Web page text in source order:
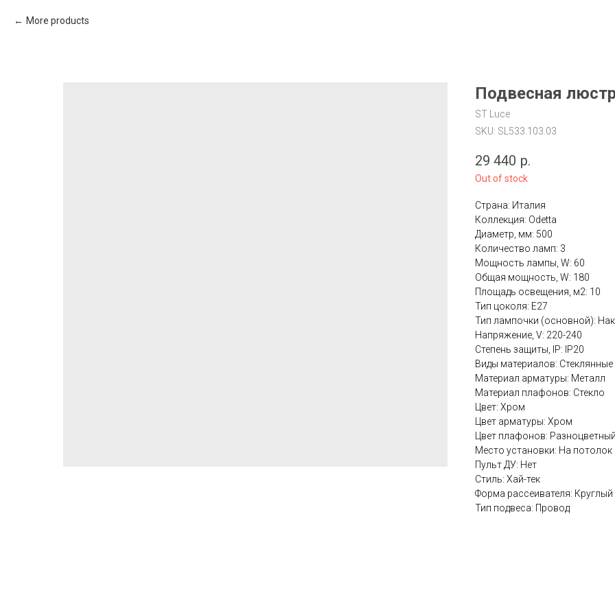
More products
Подвесная
ST Luce
SKU: SL533.103.03
29 440 р.
Out of stock
Страна: Италия
Коллекция: Odetta
Диаметр, мм: 500
Количество ламп: 3
Мощность лампы, W: 60
Общая мощность, W: 180
Площадь освещения, м2: 10
Тип цоколя: E27
Тип лампочки (основной):
Напряжение, V: 220-240
Степень защиты, IP: IP20
Виды материалов: Стеклянные
Материал арматуры: Металл
Материал плафонов: Стекло
Цвет: Хром
Цвет арматуры: Хром
Цвет плафонов: Разноцветный
Место установки: На потолок
Пульт ДУ: Нет
Стиль: Хай-тек
Форма рассеивателя: Круглый
Тип подвеса: Провод